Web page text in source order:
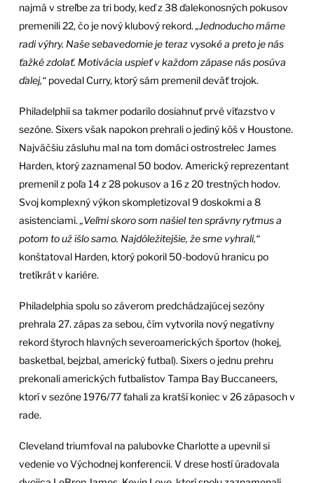
najmä v streľbe za tri body, keď z 38 ďalekonosných pokusov
premenili 22, čo je nový klubový rekord. „Jednoducho máme
radi výhry. Naše sebavedomie je teraz vysoké a preto je nás
ťažké zdolať. Motivácia uspieť v každom zápase nás posúva
ďalej,“povedal Curry, ktorý sám premenil deväť trojok.
Philadelphii sa takmer podarilo dosiahnuť prvé víťazstvo v
sezóne. Sixers však napokon prehrali o jediný kôš v Houstone.
Najväčšiu zásluhu mal na tom domáci ostrostrelec James
Harden, ktorý zaznamenal 50 bodov. Americký reprezentant
premenil z poľa 14 z 28 pokusov a 16 z 20 trestných hodov.
Svoj komplexný výkon skompletizoval 9 doskokmi a 8
asistenciami. „Veľmi skoro som našiel ten správny rytmus a
potom to už išlo samo. Najdôležitejšie, že sme vyhrali,“
konštatoval Harden, ktorý pokoril 50-bodovú hranicu po
tretíkrát v kariére.
Philadelphia spolu so záverom predchádzajúcej sezóny
prehrala 27. zápas za sebou, čím vytvorila nový negatívny
rekord štyroch hlavných severoamerických športov (hokej,
basketbal, bejzbal, americký futbal). Sixers o jednu prehru
prekonali amerických futbalistov Tampa Bay Buccaneers,
ktorí v sezóne 1976/77 ťahali za kratší koniec v 26 zápasoch v
rade.
Cleveland triumfoval na palubovke Charlotte a upevnil si
vedenie vo Východnej konferencii. V drese hostí úradovala